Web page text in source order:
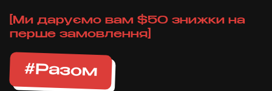
[Ми даруємо вам $50 знижки на
перше замовлення]
#Разом